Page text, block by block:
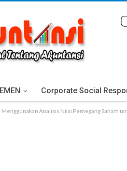
Corporate Social
Menggunakan Analisis Nilai Pemegang Saham